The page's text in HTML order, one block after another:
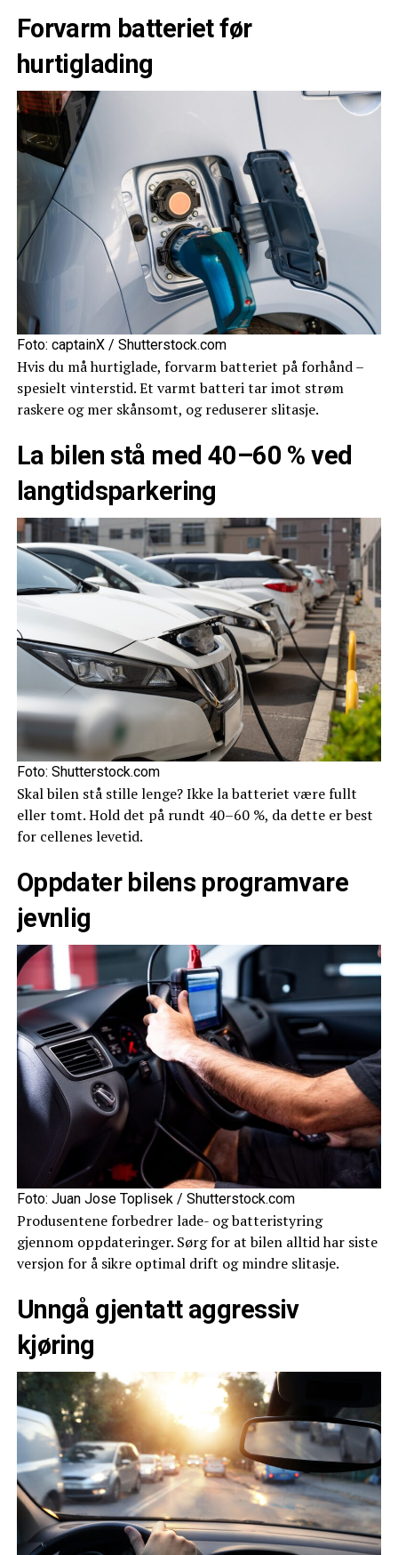
Forvarm batteriet før
hurtiglading
Foto: captainX / Shutterstock.com
Hvis du må hurtiglade, forvarm batteriet på forhånd –
spesielt vinterstid. Et varmt batteri tar imot strøm
raskere og mer skånsomt, og reduserer slitasje.
La bilen stå med 40–60 % ved
langtidsparkering
Foto: Shutterstock.com
Skal bilen stå stille lenge? Ikke la batteriet være fullt
eller tomt. Hold det på rundt 40–60 %, da dette er best
for cellenes levetid.
Oppdater bilens programvare
jevnlig
Foto: Juan Jose Toplisek / Shutterstock.com
Produsentene forbedrer lade- og batteristyring
gjennom oppdateringer. Sørg for at bilen alltid har siste
versjon for å sikre optimal drift og mindre slitasje.
Unngå gjentatt aggressiv
kjøring